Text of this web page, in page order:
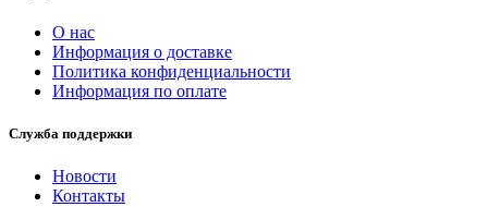
О нас
Информация о доставке
Политика конфиденциальности
Информация по оплате
Служба поддержки
Новости
Контакты